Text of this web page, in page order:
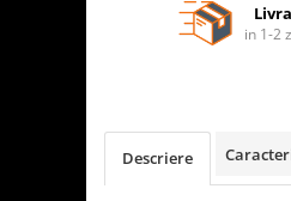
in 1-2
Descriere